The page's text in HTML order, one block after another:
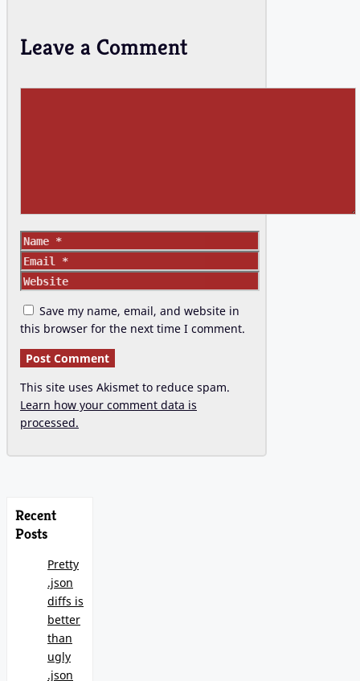
Leave a Comment
Name
Email
Website
Save my name, email, and website in
this browser for the next time I comment.
This site uses Akismet to reduce spam.
Learn how your comment data is
processed.
Recent
Posts
Pretty
.json
diffs is
better
than
ugly
.json